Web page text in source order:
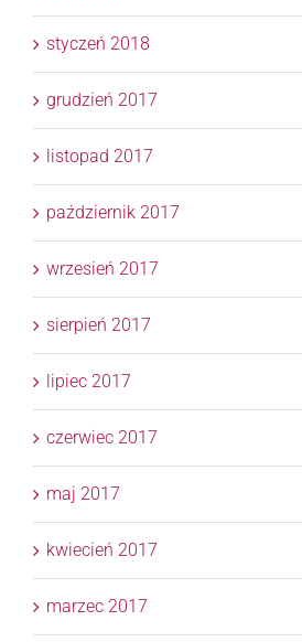
styczeń 2018
grudzień 2017
listopad 2017
październik 2017
wrzesień 2017
sierpień 2017
lipiec 2017
czerwiec 2017
maj 2017
kwiecień 2017
marzec 2017